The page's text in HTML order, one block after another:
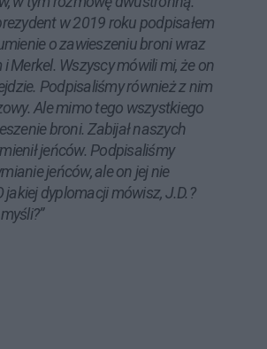
w 2019 roku podpisałem
o zawieszeniu broni wraz
Merkel. Wszyscy mówili mi, że on
Podpisaliśmy również z nim
Ale mimo tego wszystkiego
broni. Zabijał naszych
jeńców. Podpisaliśmy
jeńców, ale on jej nie
jakiej dyplomacji mówisz, J.D.?